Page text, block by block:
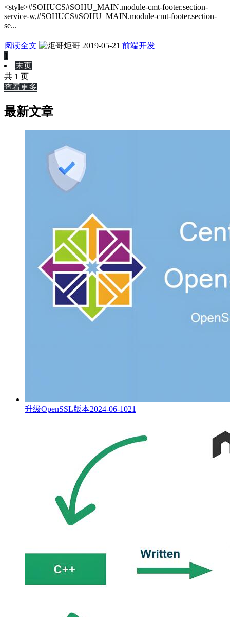
<style>#SOHUCS#SOHU_MAIN.module-cmt-footer.section-
service-w,#SOHUCS#SOHU_MAIN.module-cmt-footer.section-
se...
阅读全文 炬哥 2019-05-21 前端开发
1
末页
共 1 页
查看更多
最新文章
升级OpenSSL版本2024-06-1021